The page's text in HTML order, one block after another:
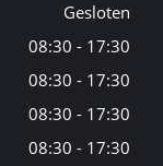
Gesloten
08:30 - 17:30
08:30 - 17:30
08:30 - 17:30
08:30 - 17:30